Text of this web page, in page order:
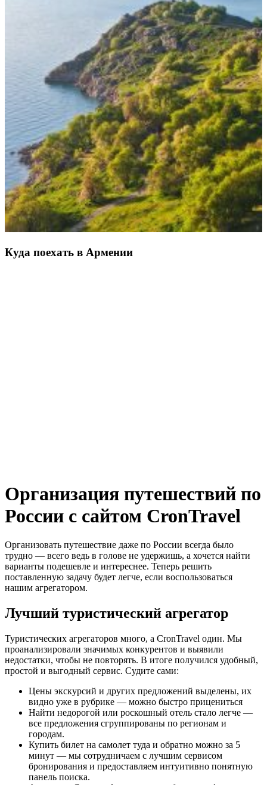
Куда поехать в Армении
Организация путешествий по
России с сайтом CronTravel
Организовать путешествие даже по России всегда было
трудно — всего ведь в голове не удержишь, а хочется найти
варианты подешевле и интереснее. Теперь решить
поставленную задачу будет легче, если воспользоваться
нашим агрегатором.
Лучший туристический агрегатор
Туристических агрегаторов много, а CronTravel один. Мы
проанализировали значимых конкурентов и выявили
недостатки, чтобы не повторять. В итоге получился удобный,
простой и выгодный сервис. Судите сами:
Цены экскурсий и других предложений выделены, их
видно уже в рубрике — можно быстро прицениться
Найти недорогой или роскошный отель стало легче —
все предложения сгруппированы по регионам и
городам.
Купить билет на самолет туда и обратно можно за 5
минут — мы сотрудничаем с лучшим сервисом
бронирования и предоставляем интуитивно понятную
панель поиска.